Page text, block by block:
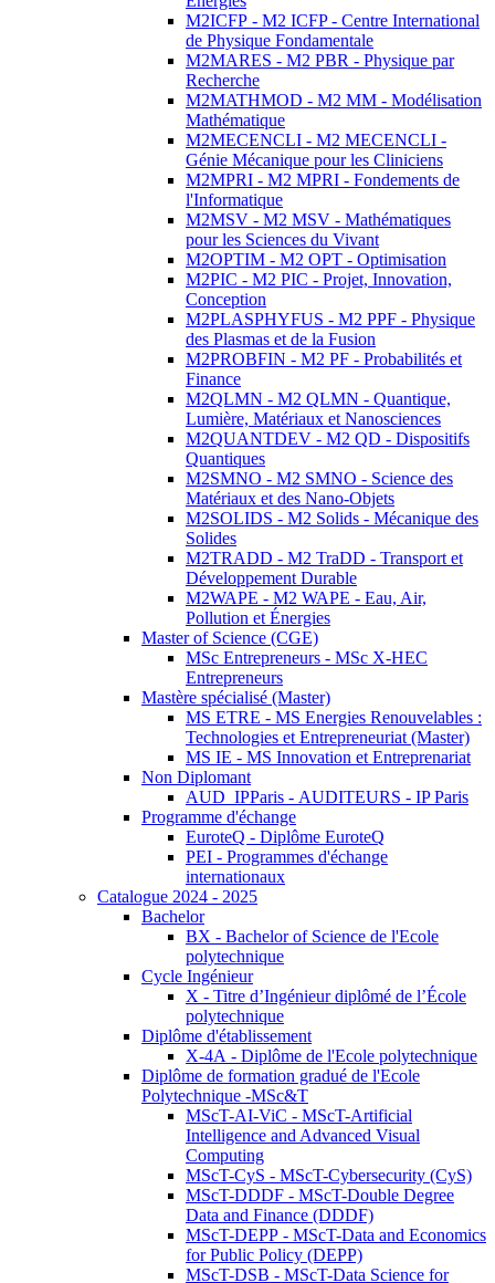
M2ICFP - M2 ICFP - Centre International
de Physique Fondamentale
M2MARES - M2 PBR - Physique par
Recherche
M2MATHMOD - M2 MM - Modélisation
Mathématique
M2MECENCLI - M2 MECENCLI -
Génie Mécanique pour les Cliniciens
M2MPRI - M2 MPRI - Fondements de
l'Informatique
M2MSV - M2 MSV - Mathématiques
pour les Sciences du Vivant
M2OPTIM - M2 OPT - Optimisation
M2PIC - M2 PIC - Projet, Innovation,
Conception
M2PLASPHYFUS - M2 PPF - Physique
des Plasmas et de la Fusion
M2PROBFIN - M2 PF - Probabilités et
Finance
M2QLMN - M2 QLMN - Quantique,
Lumière, Matériaux et Nanosciences
M2QUANTDEV - M2 QD - Dispositifs
Quantiques
M2SMNO - M2 SMNO - Science des
Matériaux et des Nano-Objets
M2SOLIDS - M2 Solids - Mécanique des
Solides
M2TRADD - M2 TraDD - Transport et
Développement Durable
M2WAPE - M2 WAPE - Eau, Air,
Pollution et Énergies
Master of Science (CGE)
MSc Entrepreneurs - MSc X-HEC
Entrepreneurs
Mastère spécialisé (Master)
MS ETRE - MS Energies Renouvelables :
Technologies et Entrepreneuriat (Master)
MS IE - MS Innovation et Entreprenariat
Non Diplomant
AUD_IPParis - AUDITEURS - IP Paris
Programme d'échange
EuroteQ - Diplôme EuroteQ
PEI - Programmes d'échange
internationaux
Catalogue 2024 - 2025
Bachelor
BX - Bachelor of Science de l'Ecole
polytechnique
Cycle Ingénieur
X - Titre d’Ingénieur diplômé de l’École
polytechnique
Diplôme d'établissement
X-4A - Diplôme de l'Ecole polytechnique
Diplôme de formation gradué de l'Ecole
Polytechnique -MSc&T
MScT-AI-ViC - MScT-Artificial
Intelligence and Advanced Visual
Computing
MScT-CyS - MScT-Cybersecurity (CyS)
MScT-DDDF - MScT-Double Degree
Data and Finance (DDDF)
MScT-DEPP - MScT-Data and Economics
for Public Policy (DEPP)
MScT-DSB - MScT-Data Science for